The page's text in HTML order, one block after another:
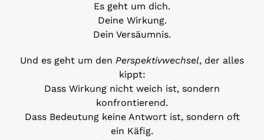
Es geht um dich.
Deine Wirkung.
Dein Versäumnis.
Und es geht um den Perspektivwechsel, der alles
kippt:
Dass Wirkung nicht weich ist, sondern
konfrontierend.
Dass Bedeutung keine Antwort ist, sondern oft
ein Käfig.